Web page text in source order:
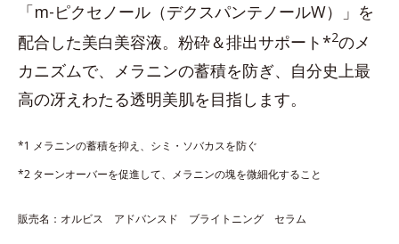
「m-ピクセノール（デクスパンテノールW）」を
配合した美白美容液。粉砕＆排出サポート*2のメ
カニズムで、メラニンの蓄積を防ぎ、自分史上最
高の冴えわたる透明美肌を目指します。
*1 メラニンの蓄積を抑え、シミ・ソバカスを防ぐ
*2 ターンオーバーを促進して、メラニンの塊を微細化すること
販売名：オルビス アドバンスド ブライトニング セラム